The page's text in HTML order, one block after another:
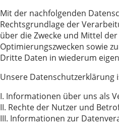
Mit der nachfolgenden
Rechtsgrundlage der
über die Zwecke und Mittel
Optimierungszwecken sowie
Dritte Daten in wiederum
Unsere Datenschutzerklärung
I. Informationen über uns als
II. Rechte der Nutzer und
III. Informationen zur